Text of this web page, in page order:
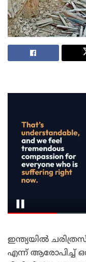
ഇന്ത്യയിൽ
എന്ന് ആരോപിച്ച്